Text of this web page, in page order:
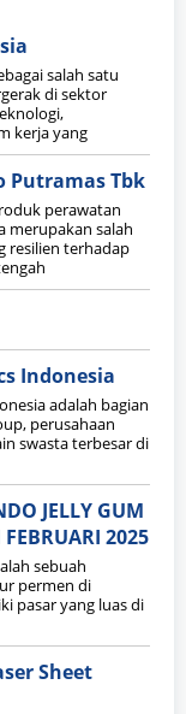
salah satu
di sektor
kerja yang
Putramas Tbk
perawatan
merupakan salah
resilien terhadap
Indonesia
adalah bagian
perusahaan
swasta terbesar di
JELLY GUM
2025
sebuah
permen di
pasar yang luas di
Sheet